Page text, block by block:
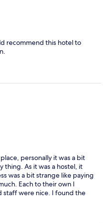
recommend this hotel to
personally it was a bit
thing. As it was a hostel, it
was a bit strange like paying
Each to their own I
staff were nice. I found the
too big, but I have a bad
white, pretty useless. Glad